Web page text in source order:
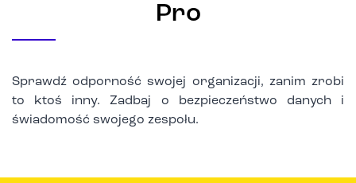
Pro
Sprawdź odporność swojej organizacji, zanim zrobi
to ktoś inny. Zadbaj o bezpieczeństwo danych i
świadomość swojego zespołu.